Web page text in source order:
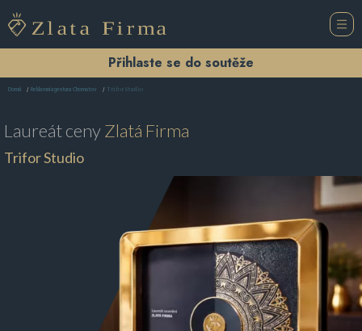
Přihlaste se do soutěže
Domů Reklamní agentura Chomutov Trifor Studio
Laureát cenyZlatá Firma
Trifor Studio